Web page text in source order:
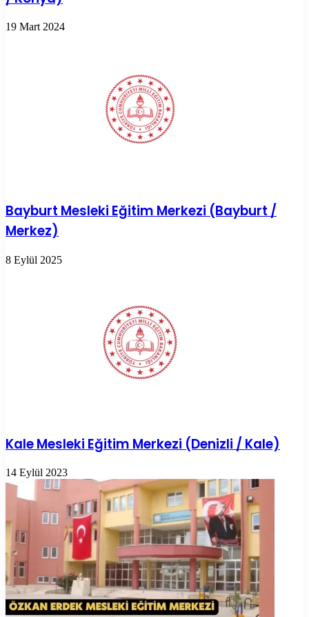
19 Mart 2024
Bayburt Mesleki Eğitim Merkezi (Bayburt /
Merkez)
8 Eylül 2025
Kale Mesleki Eğitim Merkezi (Denizli / Kale)
14 Eylül 2023